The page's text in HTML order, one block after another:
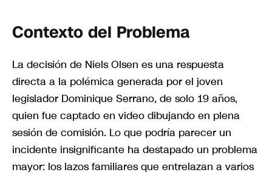
Contexto del Problema
La decisión de Niels Olsen es una respuesta
directa a la polémica generada por el joven
legislador Dominique Serrano, de solo 19 años,
quien fue captado en video dibujando en plena
sesión de comisión. Lo que podría parecer un
incidente insignificante ha destapado un problema
mayor: los lazos familiares que entrelazan a varios